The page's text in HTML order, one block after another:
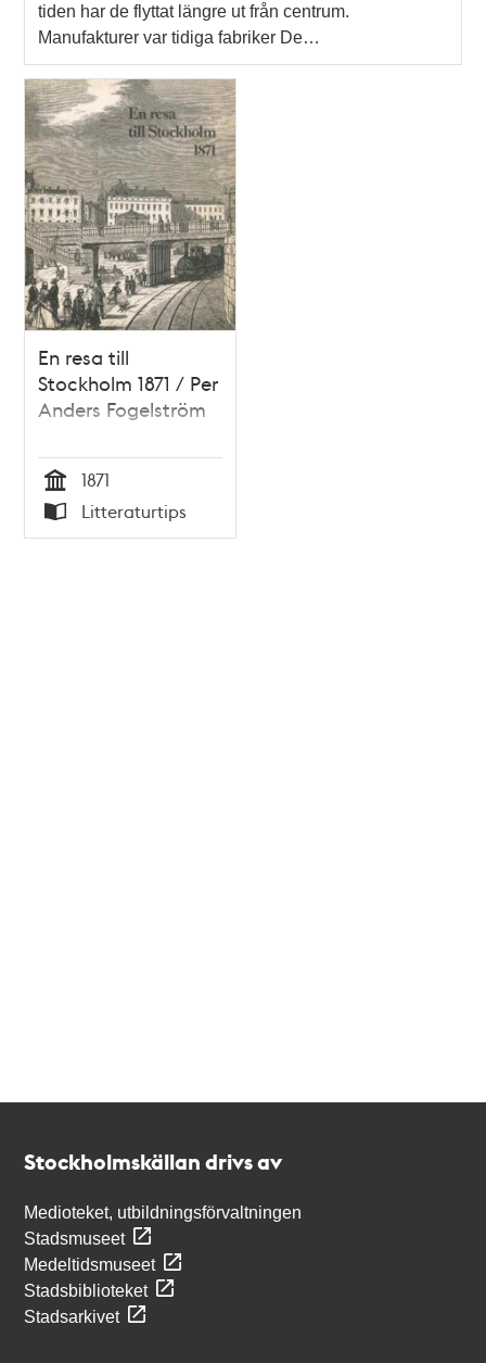
tiden har de flyttat längre ut från centrum.
Manufakturer var tidiga fabriker De…
En resa till
Stockholm 1871 / Per
Anders Fogelström
Tid
1871
Typ
Litteraturtips
Stockholmskällan drivs av
Medioteket, utbildningsförvaltningen
Stadsmuseet
Medeltidsmuseet
Stadsbiblioteket
Stadsarkivet